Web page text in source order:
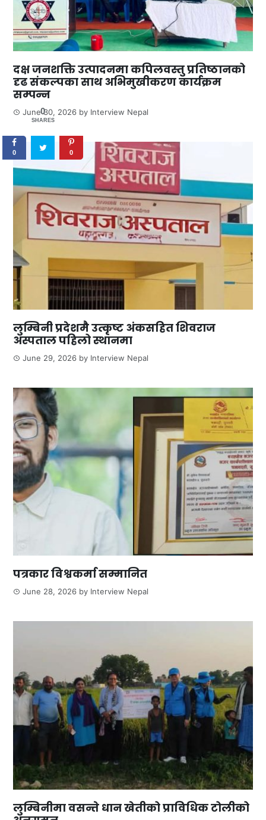
दक्ष जनशक्ति उत्पादनमा कपिलवस्तु प्रतिष्ठानको
दृढ संकल्पका साथ अभिमुखीकरण कार्यक्रम
सम्पन्न
June 30, 2026 by Interview Nepal
लुम्बिनी प्रदेशमै उत्कृष्ट अंकसहित शिवराज
अस्पताल पहिलो स्थानमा
June 29, 2026 by Interview Nepal
पत्रकार विश्वकर्मा सम्मानित
June 28, 2026 by Interview Nepal
लुम्बिनीमा वसन्ते धान खेतीको प्राविधिक टोलीको
0
SHARES
0 0